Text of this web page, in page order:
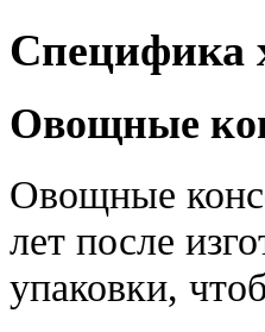
Специфика
Овощные
Овощные
лет после
упаковки,